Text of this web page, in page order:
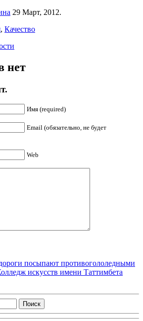
29 Март, 2012.
, Качество
нет
Имя (required)
Email (обязательно, не будет
Web
посыпают противогололедными
искусств имени Таттимбета